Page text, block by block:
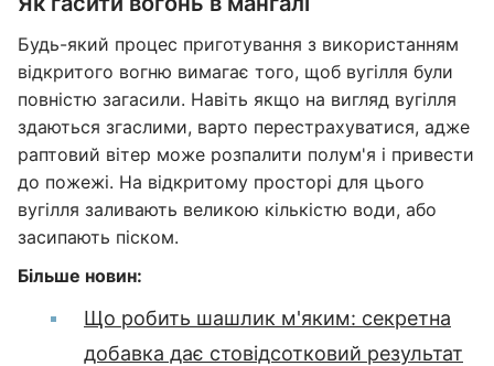
Будь-який процес приготування з використанням
відкритого вогню вимагає того, щоб вугілля були
повністю загасили. Навіть якщо на вигляд вугілля
здаються згаслими, варто перестрахуватися, адже
раптовий вітер може розпалити полум'я і привести
до пожежі. На відкритому просторі для цього
вугілля заливають великою кількістю води, або
засипають піском.
Більше новин:
Що робить шашлик м'яким: секретна
добавка дає стовідсотковий результат